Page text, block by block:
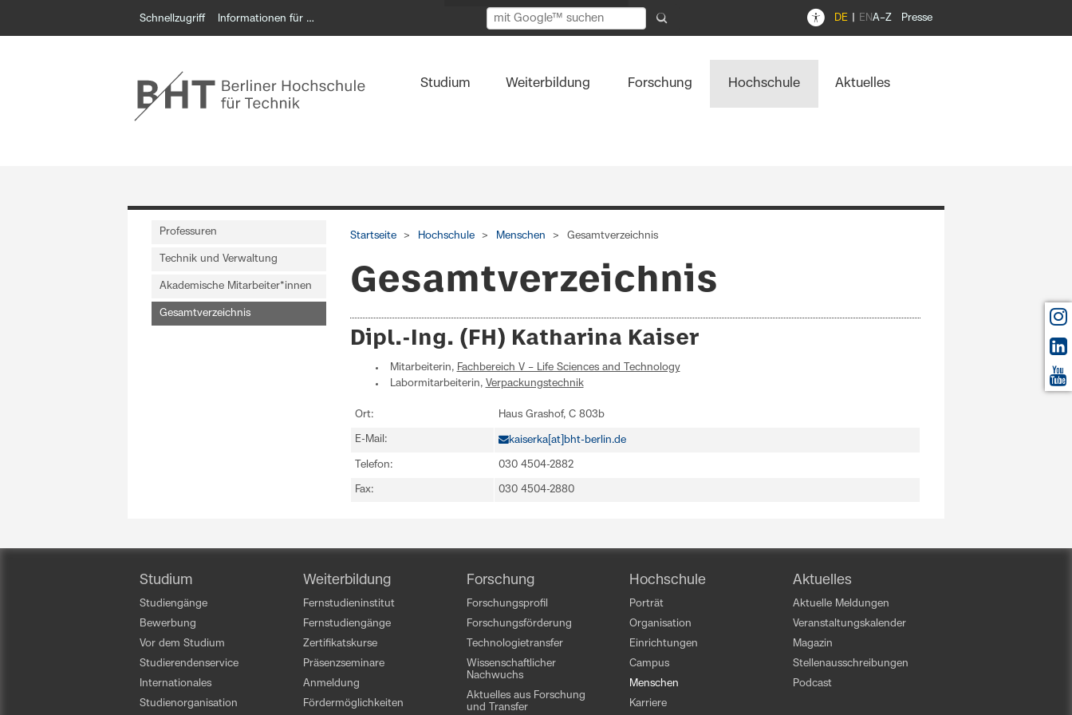
Schnellzugriff Informationen für … A–Z Presse
DE EN
Studium Weiterbildung Forschung Hochschule Aktuelles
Professuren
Technik und Verwaltung
Akademische Mitarbeiter*innen
Gesamtverzeichnis
Startseite Hochschule Menschen Gesamtverzeichnis
Gesamtverzeichnis
Dipl.-Ing. (FH) Katharina Kaiser
Mitarbeiterin, Fachbereich V – Life Sciences and Technology
Labormitarbeiterin, Verpackungstechnik
Ort: Haus Grashof, C 803b
E-Mail: kaiserka[at]bht-berlin.de
Telefon: 030 4504-2882
Fax: 030 4504-2880
Studium
Studiengänge
Bewerbung
Vor dem Studium
Studierendenservice
Internationales
Studienorganisation
Weiterbildung
Fernstudieninstitut
Fernstudiengänge
Zertifikatskurse
Präsenzseminare
Anmeldung
Fördermöglichkeiten
Forschung
Forschungsprofil
Forschungsförderung
Technologietransfer
Wissenschaftlicher
Nachwuchs
Aktuelles aus Forschung
und Transfer
Hochschule
Porträt
Organisation
Einrichtungen
Campus
Menschen
Karriere
Aktuelles
Aktuelle Meldungen
Veranstaltungskalender
Magazin
Stellenausschreibungen
Podcast